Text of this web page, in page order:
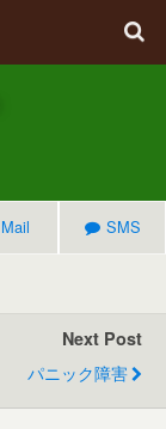
Mail SMS
Next Post
パニック障害